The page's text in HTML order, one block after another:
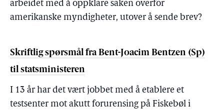
arbeidet med å oppklare saken overfor
amerikanske myndigheter, utover å sende brev?
Skriftlig spørsmål fra Bent-Joacim Bentzen (Sp)
til statsministeren
I 13 år har det vært jobbet med å etablere et
testsenter mot akutt forurensing på Fiskebøl i